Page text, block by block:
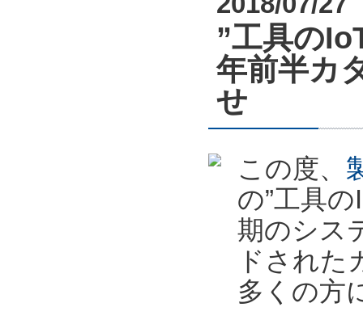
”工具の
年前半カ
せ
この度、
の”工具
期のシス
ドされた
多くの方